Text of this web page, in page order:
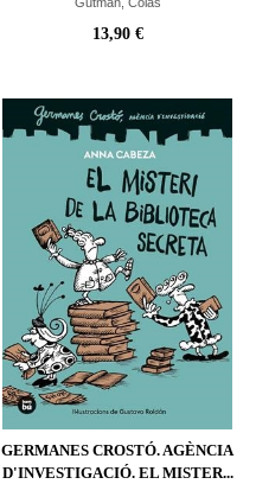
13,90 €
GERMANES CROSTÓ. AGÈNCIA
D'INVESTIGACIÓ. EL MISTER...